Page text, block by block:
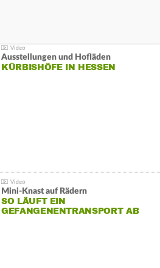
Ausstellungen und Hofläden
KÜRBISHÖFE IN HESSEN
Mini-Knast auf Rädern
SO LÄUFT EIN
GEFANGENENTRANSPORT AB